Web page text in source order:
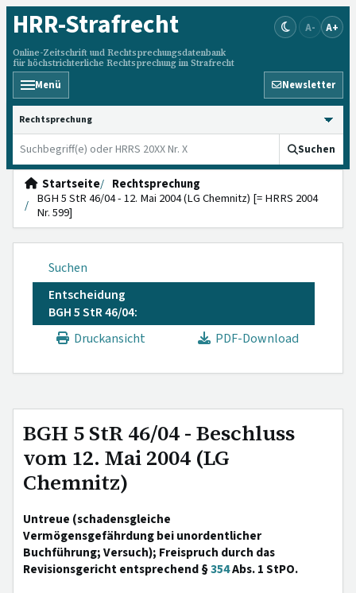
HRR-Strafrecht
Online-Zeitschrift und Rechtsprechungsdatenbank
für höchstrichterliche Rechtsprechung im Strafrecht
A- A+
Menü Newsletter
HRRS durchsuchen
Suchen
Startseite
Rechtsprechung
BGH 5 StR 46/04 - 12. Mai 2004 (LG Chemnitz) [= HRRS 2004
Nr. 599]
Suchen
Entscheidung
BGH 5 StR 46/04:
Druckansicht
PDF-Download
BGH 5 StR 46/04 - Beschluss
vom 12. Mai 2004 (LG
Chemnitz)
Untreue (schadensgleiche
Vermögensgefährdung bei unordentlicher
Buchführung; Versuch); Freispruch durch das
Revisionsgericht entsprechend §354Abs. 1 StPO.